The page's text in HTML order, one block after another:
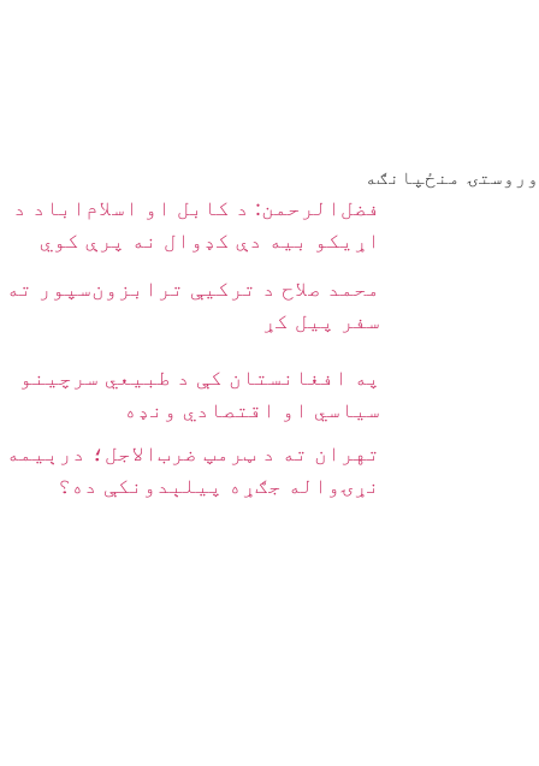
وروستۍ منځپانګه
فضل‌الرحمن: د کابل او اسلام‌اباد د
اړیکو بیه دې کډوال نه پرې کوي
محمد صلاح د ترکیې ترابزون‌سپور ته
سفر پیل کړ
په افغانستان کې د طبیعي سرچینو
سیاسي او اقتصادي ونډه
تهران ته د ټرمپ ضرب‌الاجل؛ درېیمه
نړۍواله جګړه پیلېدونکې ده؟